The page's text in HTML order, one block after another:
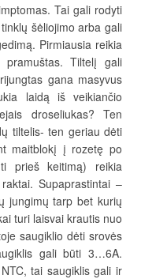
Tai gali rodyti
šėliojimo arba gali
Pirmiausia reikia
Tiltelį gali
gana masyvus
laidą iš veikiančio
droseliukas? Ten
tiltelis- ten geriau dėti
maitblokį į rozetę po
prieš keitimą) reikia
Supaprastintai –
jungimų tarp bet kurių
turi laisvai krautis nuo
saugiklio dėti srovės
gali būti 3…6A.
tai saugiklis gali ir